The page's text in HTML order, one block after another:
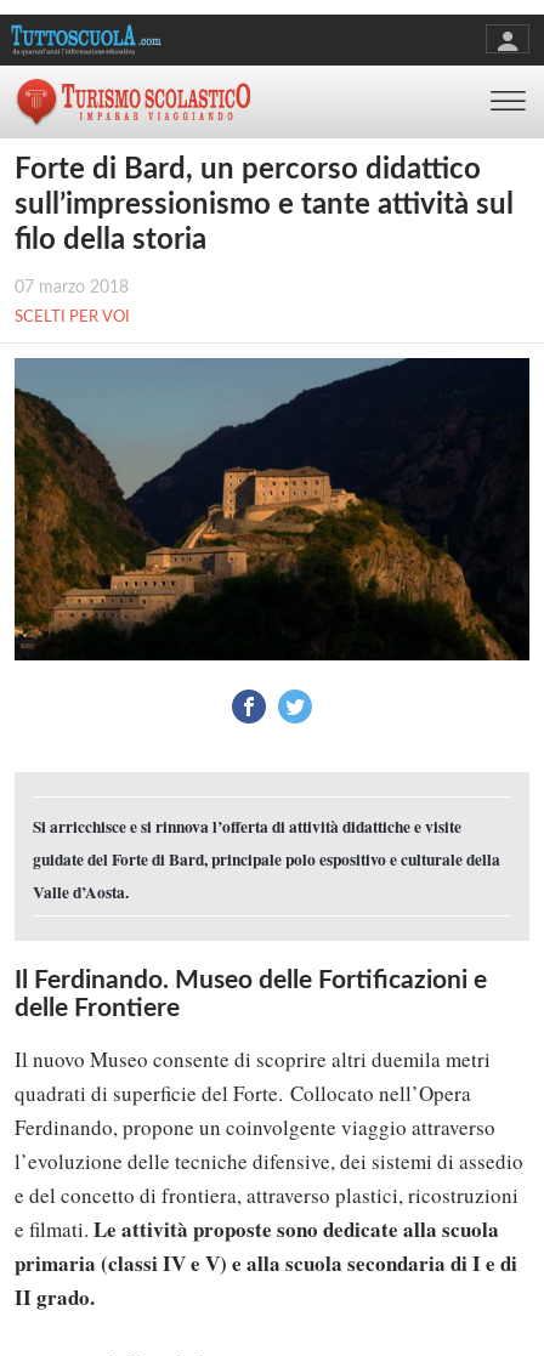
Forte di Bard, un percorso didattico
sull’impressionismo e tante attività sul
filo della storia
07 marzo 2018
SCELTI PER VOI
Si arricchisce e si rinnova l’offerta di attività didattiche e visite
guidate del Forte di Bard, principale polo espositivo e culturale della
Valle d’Aosta.
Il Ferdinando. Museo delle Fortificazioni e
delle Frontiere
Il nuovo Museo consente di scoprire altri duemila metri
quadrati di superficie del Forte. Collocato nell’Opera
Ferdinando, propone un coinvolgente viaggio attraverso
l’evoluzione delle tecniche difensive, dei sistemi di assedio
e del concetto di frontiera, attraverso plastici, ricostruzioni
e filmati. Le attività proposte sono dedicate alla scuola
primaria (classi IV e V) e alla scuola secondaria di I e di
II grado.